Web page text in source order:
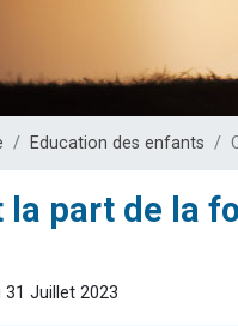
2
Education des enfants
la part de la
31 Juillet 2023